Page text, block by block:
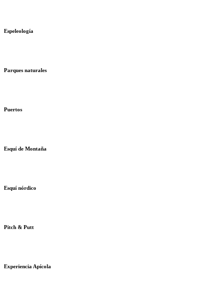
Espeleología
Parques naturales
Puertos
Esquí de Montaña
Esquí nórdico
Pitch & Putt
Experiencia Apícola